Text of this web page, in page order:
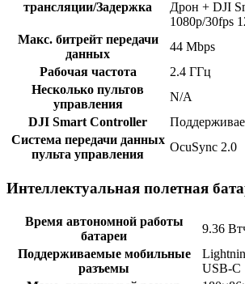
трансляции/Задержка
Дрон + DJI
1080p/30fps
Макс. битрейт передачи
данных
44 Mbps
Рабочая частота
2.4 ГГц
Несколько пультов
управления
N/A
DJI Smart Controller
Система передачи данных
пульта управления
OcuSync 2.0
Интеллектуальная полетная
Время автономной работы
батареи
9.36
Поддерживаемые мобильные
разъемы
USB-C